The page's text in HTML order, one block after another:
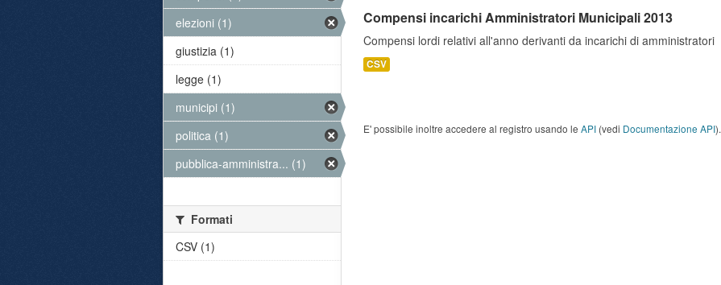
Compensi incarichi Amministratori Municipali 2013
Compensi lordi relativi all'anno derivanti da incarichi di amministratori
CSV
E' possibile inoltre accedere al registro usando le API (vedi Documentazione API).
elezioni (1)
giustizia (1)
legge (1)
municipi (1)
politica (1)
pubblica-amministra... (1)
Formati
CSV (1)